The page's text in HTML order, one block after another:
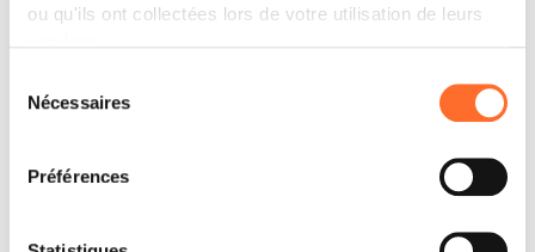
ou qu'ils ont collectées lors de votre utilisation de leurs
Nécessaires
Préférences